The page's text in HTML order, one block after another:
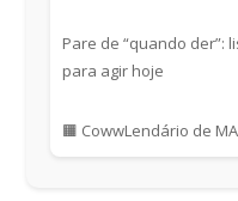
Pare de “quando der”:
para agir hoje
🟧 CowwLendário de